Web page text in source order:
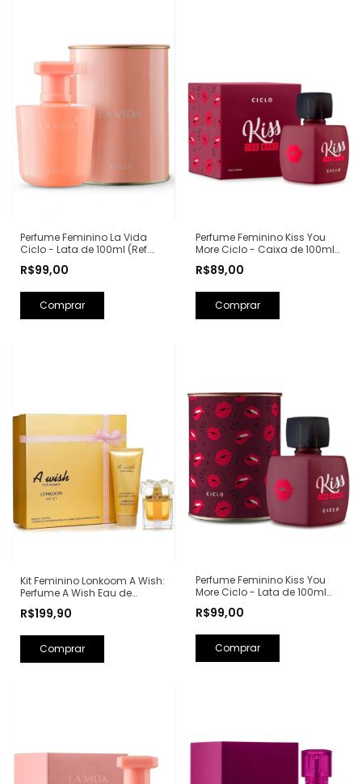
Perfume Feminino La Vida
Ciclo - Lata de 100ml (Ref.
Lancôme)
R$99,00
Perfume Feminino Kiss You
More Ciclo - Caixa de 100ml
Laurent)
R$89,00
Kit Feminino Lonkoom A Wish:
Perfume A Wish Eau de
Hidratante Corporal
R$199,90
Perfume Feminino Kiss You
More Ciclo - Lata de 100ml
(Ref. Olfativa: Libre Yves Saint
Laurent)
R$99,00